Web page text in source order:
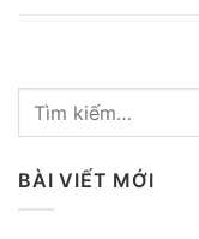
BÀI VIẾT MỚI